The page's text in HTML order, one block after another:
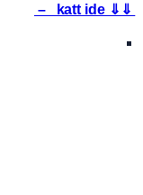
– katt ide ⇓⇓